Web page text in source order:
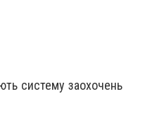
систему заохочень